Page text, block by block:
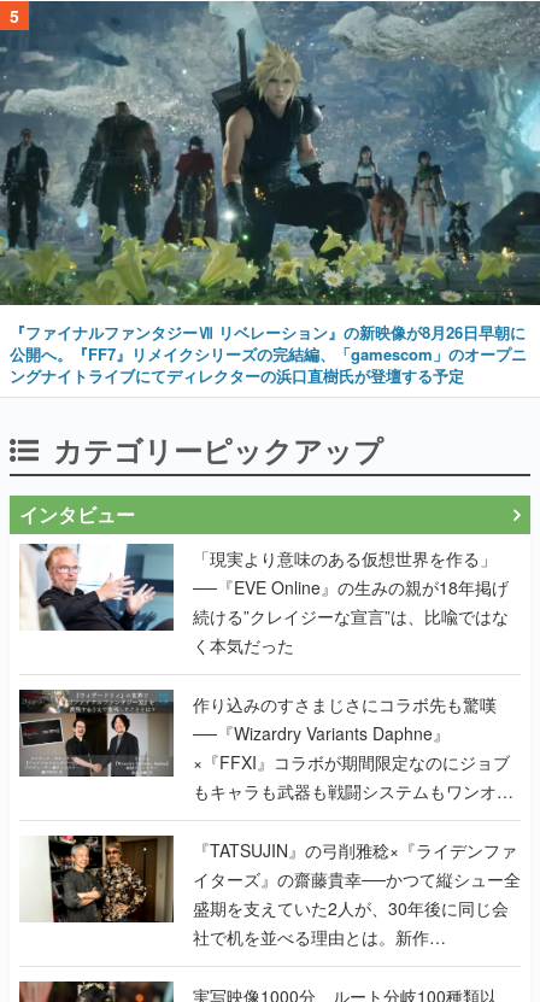
5
『ファイナルファンタジーⅦ リベレーション』の新映像が8月26日早朝に
公開へ。『FF7』リメイクシリーズの完結編、「gamescom」のオープニ
ングナイトライブにてディレクターの浜口直樹氏が登壇する予定
カテゴリーピックアップ
インタビュー
「現実より意味のある仮想世界を作る」
──『EVE Online』の生みの親が18年掲げ
続ける”クレイジーな宣言”は、比喩ではな
く本気だった
作り込みのすさまじさにコラボ先も驚嘆
──『Wizardry Variants Daphne』
×『FFXI』コラボが期間限定なのにジョブ
もキャラも武器も戦闘システムもワンオフ
で作り込まれた理由を両ディレクターに聞
く
『TATSUJIN』の弓削雅稔×『ライデンファ
イターズ』の齋藤貴幸──かつて縦シュー全
盛期を支えていた2人が、30年後に同じ会
社で机を並べる理由とは。新作
『TATSUJIN EXTREME』で初タッグを組
んだレジェンド2人に訊く開発秘話
実写映像1000分、ルート分岐100種類以